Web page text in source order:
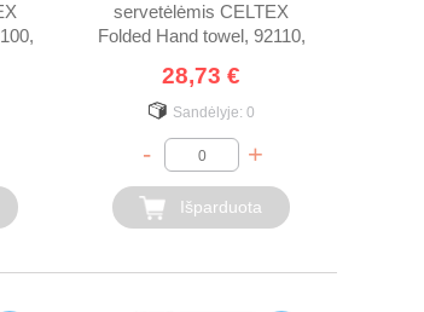
servetėlėmis CELTEX
Folded Hand towel, 92110,
28,73 €
Sandėlyje: 0
- +
Išparduota